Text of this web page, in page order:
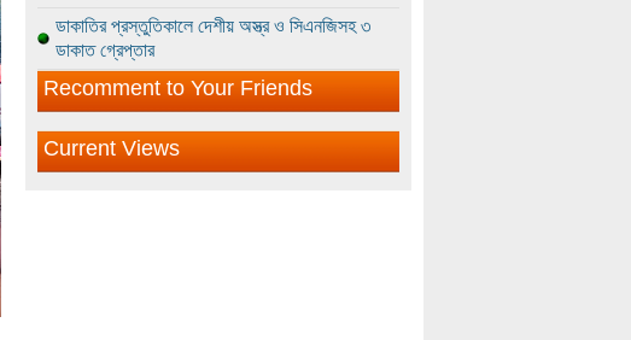
ডাকাতির প্রস্তুতিকালে দেশীয় অস্ত্র ও সিএনজিসহ ৩
ডাকাত গ্রেপ্তার
Recomment to Your Friends
Current Views